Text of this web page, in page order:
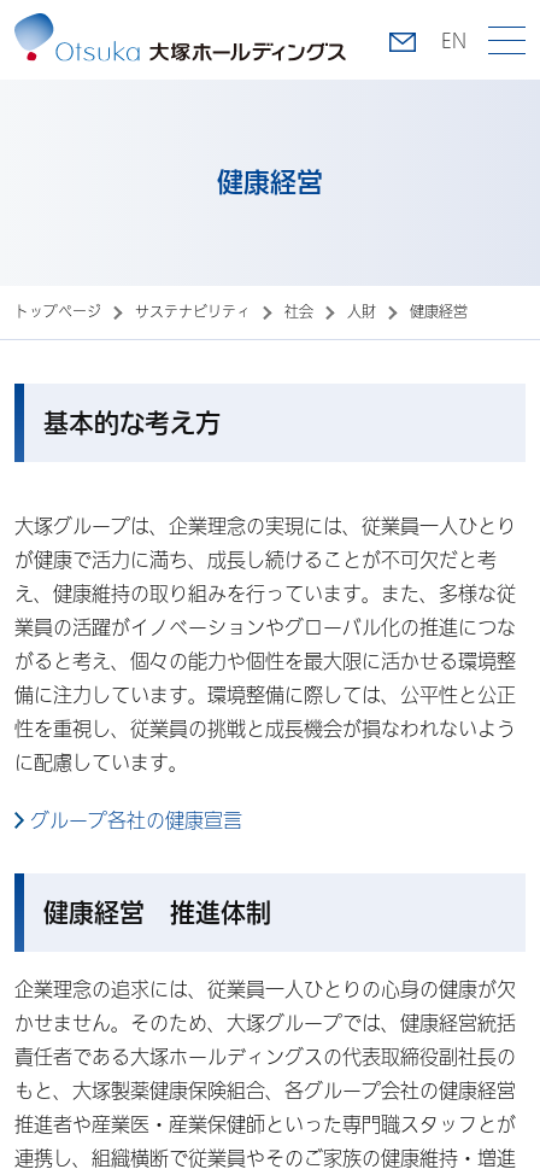
EN
健康経営
トップページ サステナビリティ 社会 人財 健康経営
基本的な考え方
大塚グループは、企業理念の実現には、従業員一人ひとり
が健康で活力に満ち、成長し続けることが不可欠だと考
え、健康維持の取り組みを行っています。また、多様な従
業員の活躍がイノベーションやグローバル化の推進につな
がると考え、個々の能力や個性を最大限に活かせる環境整
備に注力しています。環境整備に際しては、公平性と公正
性を重視し、従業員の挑戦と成長機会が損なわれないよう
に配慮しています。
グループ各社の健康宣言
健康経営 推進体制
企業理念の追求には、従業員一人ひとりの心身の健康が欠
かせません。そのため、大塚グループでは、健康経営統括
責任者である大塚ホールディングスの代表取締役副社長の
もと、大塚製薬健康保険組合、各グループ会社の健康経営
推進者や産業医・産業保健師といった専門職スタッフとが
連携し、組織横断で従業員やそのご家族の健康維持・増進